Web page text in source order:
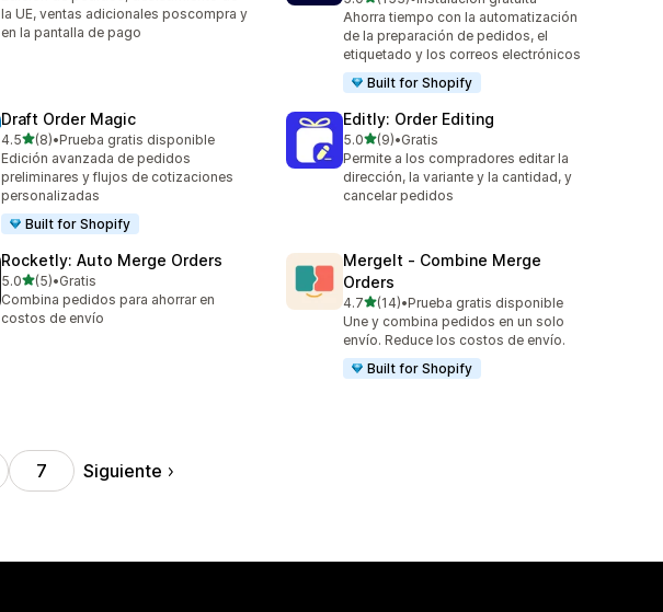
la UE, ventas adicionales poscompra y
en la pantalla de pago
153 reseñas en total
Ahorra tiempo con la automatización
de la preparación de pedidos, el
etiquetado y los correos electrónicos
Built for Shopify
Draft Order Magic
4.5de 5 estrellas
(8)
8 reseñas en total
•Prueba gratis disponible
Edición avanzada de pedidos
preliminares y flujos de cotizaciones
personalizadas
Built for Shopify
Editly: Order Editing
5.0de 5 estrellas
(9)
9 reseñas en total
•Gratis
Permite a los compradores editar la
dirección, la variante y la cantidad, y
cancelar pedidos
Rocketly: Auto Merge Orders
5.0de 5 estrellas
(5)
5 reseñas en total
•Gratis
Combina pedidos para ahorrar en
costos de envío
MergeIt ‑ Combine Merge
Orders
4.7de 5 estrellas
(14)
14 reseñas en total
•Prueba gratis disponible
Une y combina pedidos en un solo
envío. Reduce los costos de envío.
Built for Shopify
7 Siguiente